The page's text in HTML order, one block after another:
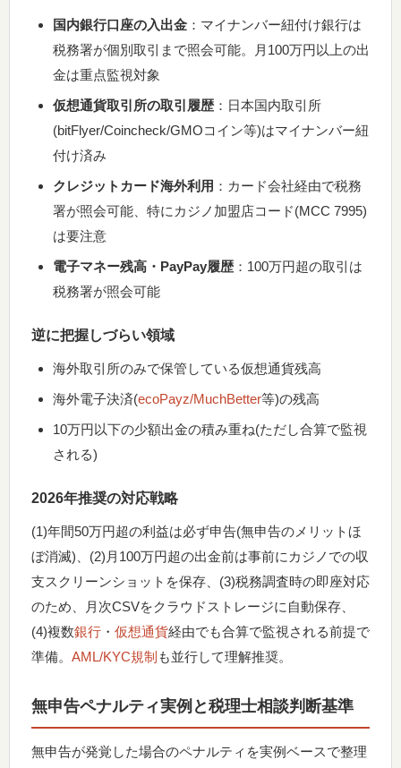
国内銀行口座の入出金 ：マイナンバー紐付け銀行は
税務署が個別取引まで照会可能。月100万円以上の出
金は重点監視対象
仮想通貨取引所の取引履歴 ：日本国内取引所
(bitFlyer/Coincheck/GMOコイン等)はマイナンバー紐
付け済み
クレジットカード海外利用 ：カード会社経由で税務
署が照会可能、特にカジノ加盟店コード(MCC 7995)
は要注意
電子マネー残高・PayPay履歴 ：100万円超の取引は
税務署が照会可能
逆に把握しづらい領域
海外取引所のみで保管している仮想通貨残高
海外電子決済(ecoPayz/MuchBetter等)の残高
10万円以下の少額出金の積み重ね(ただし合算で監視
される)
2026年推奨の対応戦略
(1)年間50万円超の利益は必ず申告(無申告のメリットほ
ぼ消滅)、(2)月100万円超の出金前は事前にカジノでの収
支スクリーンショットを保存、(3)税務調査時の即座対応
のため、月次CSVをクラウドストレージに自動保存、
(4)複数銀行 ・ 仮想通貨経由でも合算で監視される前提で
準備。 AML/KYC規制 も並行して理解推奨。
無申告ペナルティ実例と税理士相談判断基準
無申告が発覚した場合のペナルティを実例ベースで整理